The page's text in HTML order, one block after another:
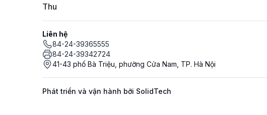
Thu
Liên hệ
84-24-39365555
84-24-39342724
41-43 phố Bà Triệu, phường Cửa Nam, TP. Hà Nội
Phát triển và vận hành bởi SolidTech